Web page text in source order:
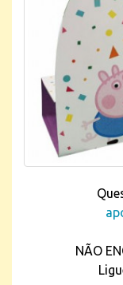
NÃO